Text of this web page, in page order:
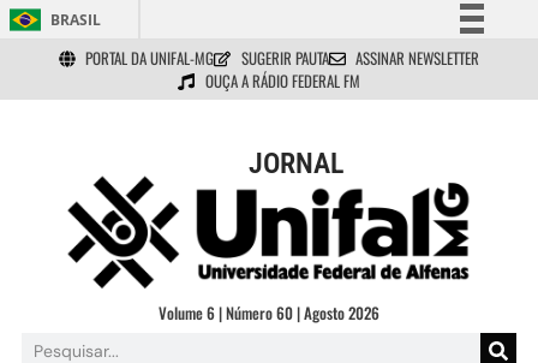
BRASIL
Simplifique!
Comunica BR
Acesso à informação
Legislação
Canais
PORTAL DA UNIFAL-MG SUGERIR PAUTA
ASSINAR NEWSLETTER
OUÇA A RÁDIO FEDERAL FM
JORNAL
Volume 6 | Número 60 | Agosto 2026